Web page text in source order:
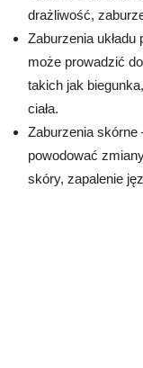
drażliwość,
Zaburzenia
może prowadzić
takich jak
ciała.
Zaburzenia skórne
powodować
skóry, zapalenie